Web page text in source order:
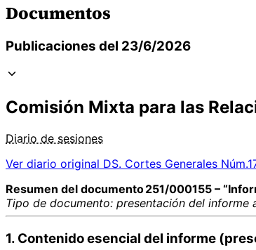
Documentos
Publicaciones del 23/6/2026
Comisión Mixta para las
Diario de sesiones
Ver diario original DS. Cortes Generales
Resumen del documento 251/000155 –
Tipo de documento: presentación del informe
1. Contenido esencial del informe